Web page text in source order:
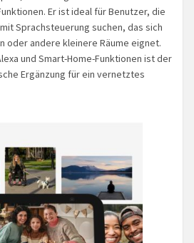
Er ist ideal für Benutzer, die
Sprachsteuerung suchen, das sich
oder andere kleinere Räume eignet.
und Smart-Home-Funktionen ist der
Ergänzung für ein vernetztes